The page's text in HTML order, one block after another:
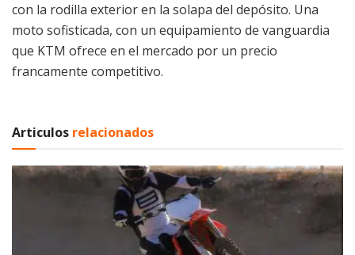
con la rodilla exterior en la solapa del depósito. Una
moto sofisticada, con un equipamiento de vanguardia
que KTM ofrece en el mercado por un precio
francamente competitivo.
Articulos relacionados